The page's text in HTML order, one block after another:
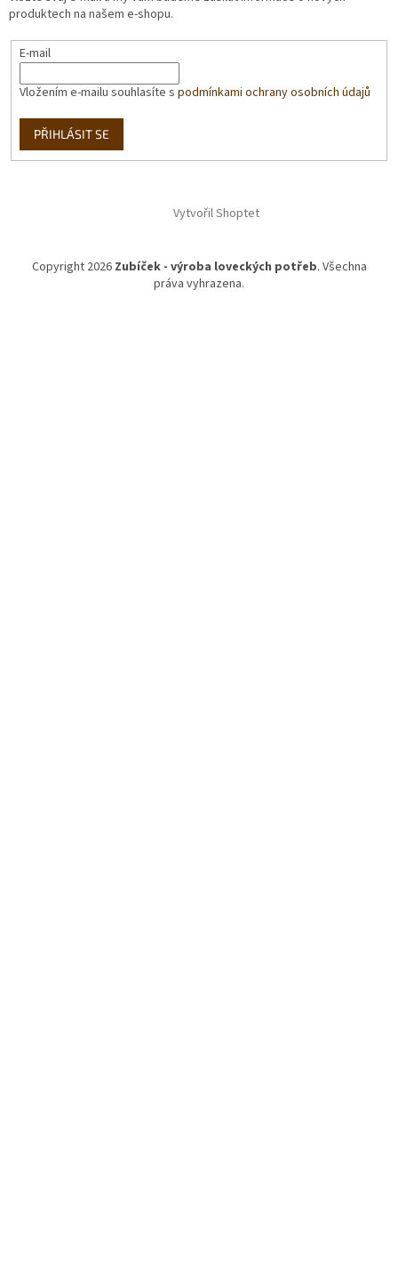
produktech na našem e-shopu.
E-mail
Vložením e-mailu souhlasíte s podmínkami ochrany osobních údajů
PŘIHLÁSIT SE
Vytvořil Shoptet
Copyright 2026 Zubíček - výroba loveckých potřeb. Všechna
práva vyhrazena.